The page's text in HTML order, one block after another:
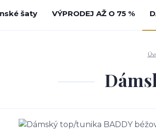
šaty VÝPRODEJ AŽ O 75 %